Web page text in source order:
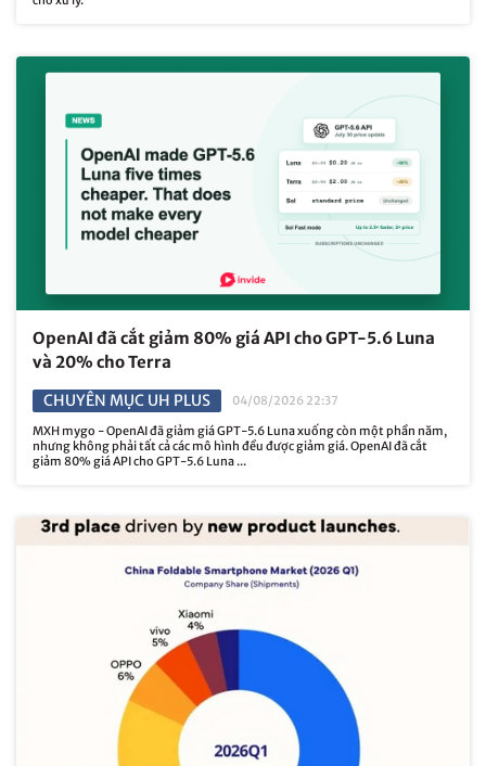
OpenAI đã cắt giảm 80% giá API cho GPT-5.6 Luna
và 20% cho Terra
CHUYÊN MỤC UH PLUS
04/08/2026 22:37
MXH mygo - OpenAI đã giảm giá GPT-5.6 Luna xuống còn một phần năm,
nhưng không phải tất cả các mô hình đều được giảm giá. OpenAI đã cắt
giảm 80% giá API cho GPT-5.6 Luna ...